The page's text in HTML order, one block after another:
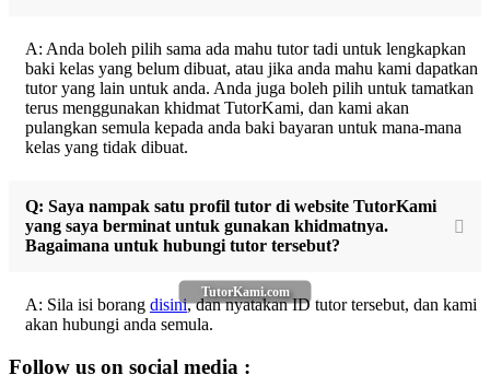
TutorKami.com
A: Anda boleh pilih sama ada mahu tutor tadi untuk lengkapkan
baki kelas yang belum dibuat, atau jika anda mahu kami dapatkan
tutor yang lain untuk anda. Anda juga boleh pilih untuk tamatkan
terus menggunakan khidmat TutorKami, dan kami akan
pulangkan semula kepada anda baki bayaran untuk mana-mana
kelas yang tidak dibuat.
Q: Saya nampak satu profil tutor di website TutorKami
yang saya berminat untuk gunakan khidmatnya.
Bagaimana untuk hubungi tutor tersebut?
A: Sila isi borang disini, dan nyatakan ID tutor tersebut, dan kami
akan hubungi anda semula.
Follow us on social media :